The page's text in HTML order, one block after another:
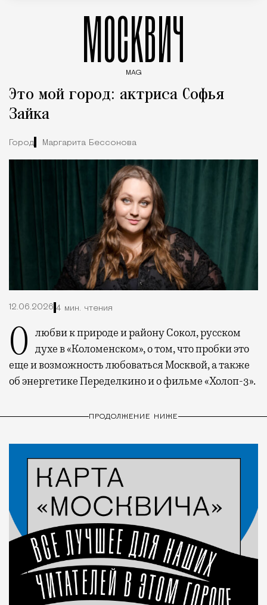
МОСКВИЧ
MAG
Это мой город: актриса Софья
Зайка
Город Маргарита Бессонова
12.06.2026 4 мин. чтения
О любви к природе и району Сокол, русском духе в «Коломенском», о том, что пробки это
еще и возможность любоваться Москвой, а также
об энергетике Переделкино и о фильме «Холоп-3».
ПРОДОЛЖЕНИЕ НИЖЕ